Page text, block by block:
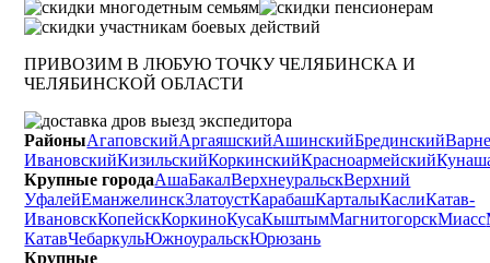
ПРИВОЗИМ В ЛЮБУЮ ТОЧКУ ЧЕЛЯБИНСКА И
ЧЕЛЯБИНСКОЙ ОБЛАСТИ
РайоныАгаповскийАргаяшскийАшинскийБрединский
ИвановскийКизильскийКоркинскийКрасноармейский
Крупные городаАшаБакалВерхнеуральскВерхний
УфалейЕманжелинскЗлатоустКарабашКарталыКаслиКатав-
ИвановскКопейскКоркиноКусаКыштымМагнитогорскМиасс
КатавЧебаркульЮжноуральскЮрюзань
Крупные